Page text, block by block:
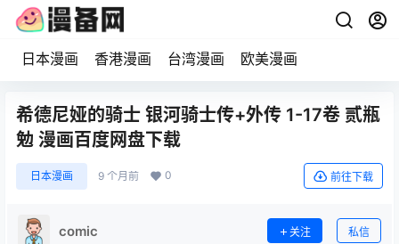
日本漫画 香港漫画 台湾漫画 欧美漫画
希德尼娅的骑士 银河骑士传+外传 1-17卷 贰瓶
勉 漫画百度网盘下载
日本漫画 9 个月前 0 前往下载
comic 关注 私信